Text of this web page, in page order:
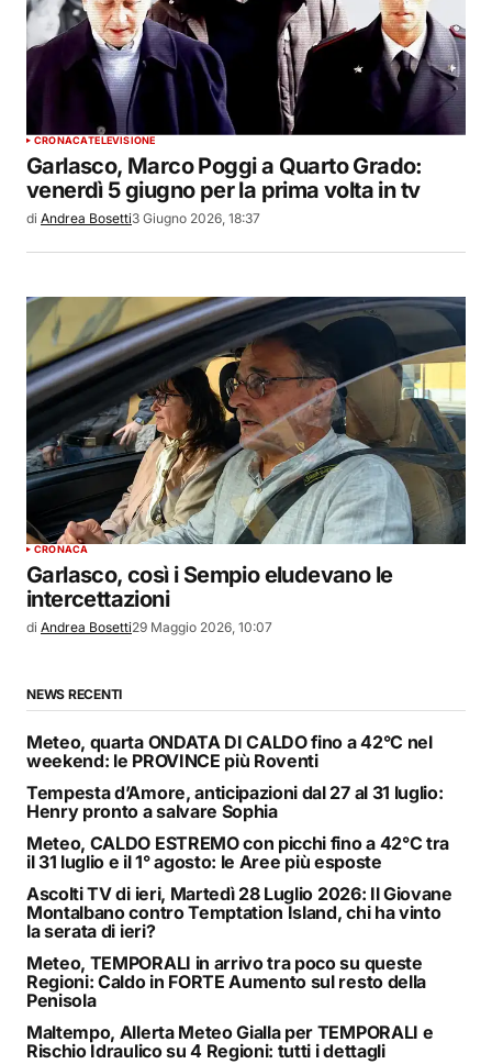
CRONACATELEVISIONE
Garlasco, Marco Poggi a Quarto Grado:
venerdì 5 giugno per la prima volta in tv
di Andrea Bosetti3 Giugno 2026, 18:37
CRONACA
Garlasco, così i Sempio eludevano le
intercettazioni
di Andrea Bosetti29 Maggio 2026, 10:07
NEWS RECENTI
Meteo, quarta ONDATA DI CALDO fino a 42°C nel
weekend: le PROVINCE più Roventi
Tempesta d’Amore, anticipazioni dal 27 al 31 luglio:
Henry pronto a salvare Sophia
Meteo, CALDO ESTREMO con picchi fino a 42°C tra
il 31 luglio e il 1° agosto: le Aree più esposte
Ascolti TV di ieri, Martedì 28 Luglio 2026: Il Giovane
Montalbano contro Temptation Island, chi ha vinto
la serata di ieri?
Meteo, TEMPORALI in arrivo tra poco su queste
Regioni: Caldo in FORTE Aumento sul resto della
Penisola
Maltempo, Allerta Meteo Gialla per TEMPORALI e
Rischio Idraulico su 4 Regioni: tutti i dettagli